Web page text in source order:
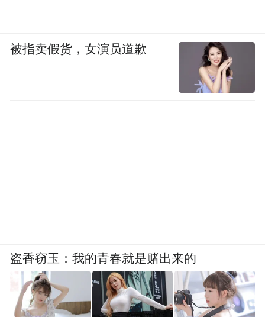
被指卖假货，女演员道歉
盗香窃玉：我的青春就是赌出来的